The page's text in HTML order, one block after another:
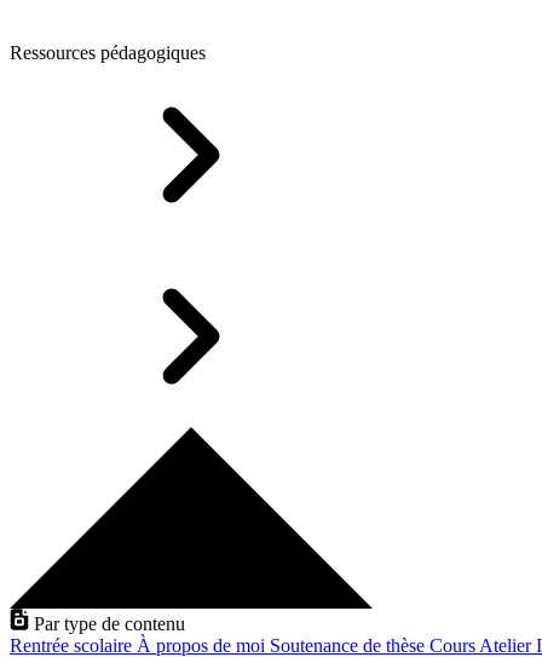
Ressources pédagogiques
Par type de contenu
Rentrée scolaire À propos de moi Soutenance de thèse Cours Atelier